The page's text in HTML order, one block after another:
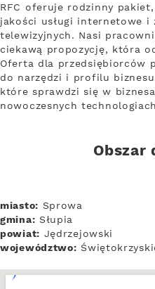
RFC oferuje rodzinny
jakości usługi internetowe i
telewizyjnych. Nasi
ciekawą propozycję, która
Oferta dla przedsiębiorców
do narzędzi i profilu
które sprawdzi się w
nowoczesnych
Obszar
miasto: Sprowa
gmina: Słupia
powiat: Jędrzejowski
województwo: